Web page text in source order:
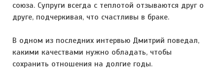
союза. Супруги всегда с теплотой отзываются друг о
друге, подчеркивая, что счастливы в браке.
В одном из последних интервью Дмитрий поведал,
какими качествами нужно обладать, чтобы
сохранить отношения на долгие годы.